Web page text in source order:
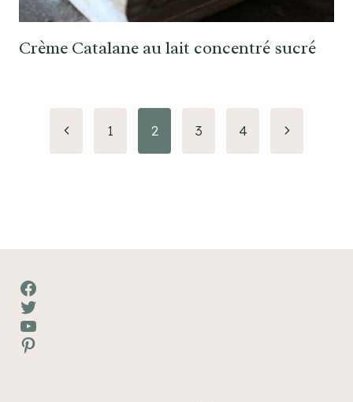
Crème Catalane au lait concentré sucré
Navigation
Page
1 2 3 4
Page
Facebook
Twitter
YouTube
Pinterest